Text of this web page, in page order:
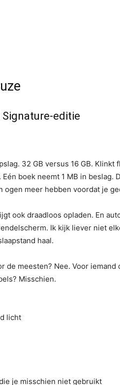
editie
32 GB versus 16 GB.
boek neemt 1 MB in
ogen meer hebben voordat je
ook draadloos opladen. En
Ik kijk liever niet
haal.
de meesten? Nee. Voor
Misschien.
licht
je misschien niet gebruikt